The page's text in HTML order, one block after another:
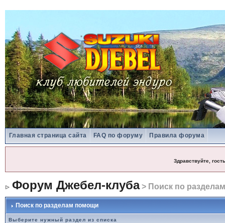
Главная страница сайта FAQ по форуму Правила форума
Здравствуйте, гость
Форум Джебел-клуба> Поиск по
Поиск по разделам помощи
Выберите нужный раздел из списка